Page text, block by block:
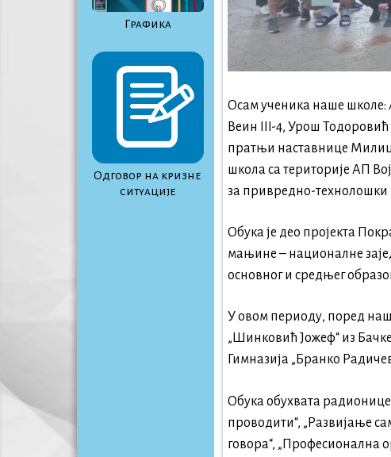
Осам ученика наше школе:
Веин III-4, Урош
пратњи наставнице
школа са територије АП
за привредно-технолошки
Обука је део пројекта
мањине – националне
основног и средњег
У овом периоду, поред
„Шинковић Јожеф“ из
Гимназија „Бранко
Обука обухвата
проводити“, „Развијање
говора“, „Професионална
Графика
Одговор на кризне
ситуације